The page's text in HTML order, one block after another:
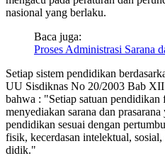
nasional yang berlaku.
Baca juga:
Proses Administrasi Sarana
Setiap sistem pendidikan
UU Sisdiknas No 20/2003 Bab XII
bahwa : "Setiap satuan
menyediakan sarana dan
pendidikan sesuai dengan
fisik, kecerdasan intelektual,
didik."